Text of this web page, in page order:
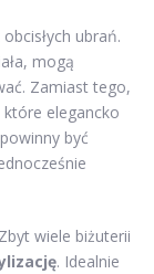
ubrań.
mogą
Zamiast tego,
elegancko
być
wiele biżuterii
. Idealnie